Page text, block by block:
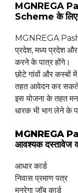
MGNREGA
Scheme के लिए
MGNREGA
प्रदेश, मध्य प्रदेश
करने के पात्र होंगे।
छोटे गांवों और कस्बों
तहत आवेदन कर
इस योजना के तहत
धारक भी भाग लेने के
MGNREGA
आवश्यक दस्तावेज
आधार कार्ड
निवास प्रमाण पत्र
मनरेगा जॉब कार्ड